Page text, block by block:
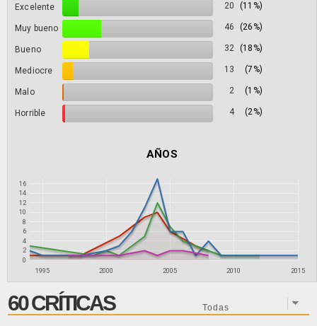
Excelente 20 (11%)
Muy bueno 46 (26%)
Bueno 32 (18%)
Mediocre 13 (7%)
Malo 2 (1%)
Horrible 4 (2%)
AÑOS
1995 2000 2005 2010 2015
0
2
4
6
8
10
12
14
16
60 CRÍTICAS